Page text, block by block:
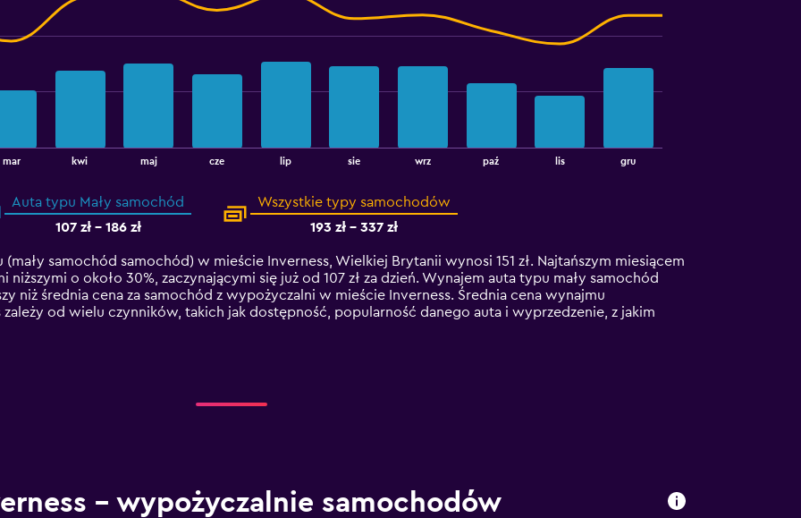
mar kwi maj cze lip sie wrz paź lis gru
Auta typu Mały samochód
107 zł - 186 zł
Wszystkie typy samochodów
193 zł - 337 zł
samochód samochód) w mieście Inverness, Wielkiej Brytanii wynosi 151 zł. Najtańszym miesiącem
niższymi o około 30%, zaczynającymi się już od 107 zł za dzień. Wynajem auta typu mały samochód
niż średnia cena za samochód z wypożyczalni w mieście Inverness. Średnia cena wynajmu
od wielu czynników, takich jak dostępność, popularność danego auta i wyprzedzenie, z jakim
– wypożyczalnie samochodów